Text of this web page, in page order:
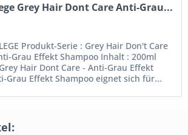
Grey Hair Dont Care Anti-Grau...
Produkt-Serie : Grey Hair Don't Care
Grau Effekt Shampoo Inhalt : 200ml
Hair Dont Care - Anti-Grau Effekt
Grau Effekt Shampoo eignet sich für...